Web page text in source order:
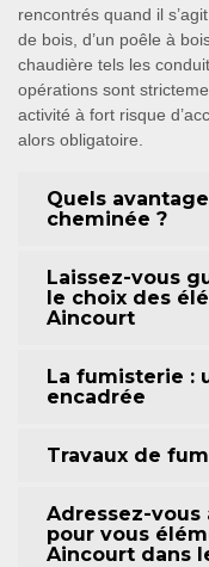
rencontrés quand il
de bois, d’un poêle à
chaudière tels les
opérations sont
activité à fort risque
alors obligatoire.
Quels
cheminée ?
Laissez-vous
le choix des
Aincourt
La fumisterie :
encadrée
Travaux de
Adressez-vous
pour vous
Aincourt dans